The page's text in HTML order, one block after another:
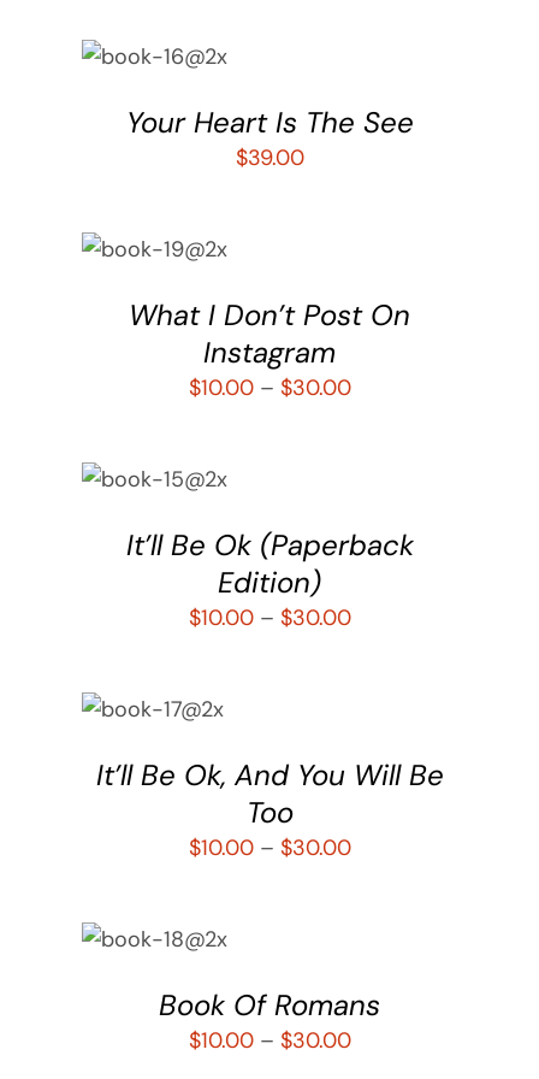
CARRITO
/
Your Heart Is The See
$39.00
OPCIONES
What I Don’t Post On
Instagram
$10.00– $30.00
OPCIONES
It’ll Be Ok (Paperback
Edition)
$10.00– $30.00
OPCIONES
It’ll Be Ok, And You Will Be
Too
$10.00– $30.00
OPCIONES
Book Of Romans
$10.00– $30.00